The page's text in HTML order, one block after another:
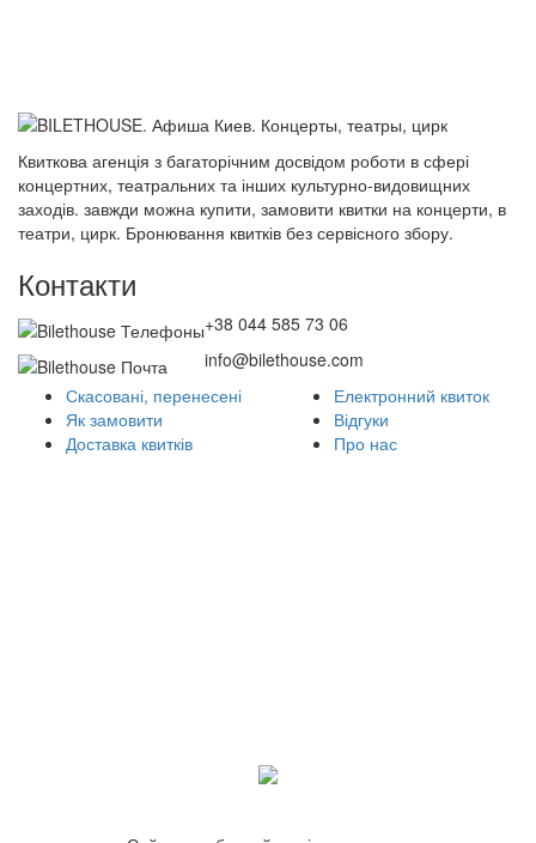
Квиткова агенція з багаторічним досвідом роботи в сфері
концертних, театральних та інших культурно-видовищних
заходів. завжди можна купити, замовити квитки на концерти, в
театри, цирк. Бронювання квитків без сервісного збору.
Контакти
+38 044 585 73 06
info@bilethouse.com
Скасовані, перенесені
Як замовити
Доставка квитків
Електронний квиток
Відгуки
Про нас